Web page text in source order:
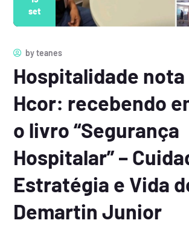
set
byteanes
Hospitalidade nota
Hcor: recebendo
o livro “Segurança
Hospitalar” –
Estratégia e Vida
Demartin Junior